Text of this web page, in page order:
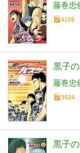
藤巻忠
4158
黒子
藤巻忠
3924
黒子